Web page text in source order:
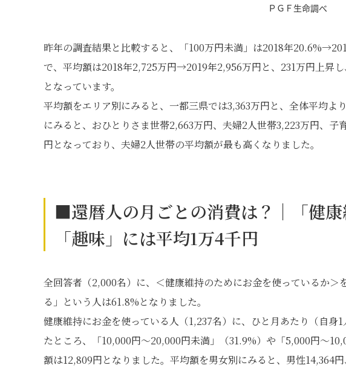
ＰＧＦ生命調べ
昨年の調査結果と比較すると、「100万円未満」は2018年
で、平均額は2018年2,725万円→2019年2,956万円と、231万円上昇
となっています。
平均額をエリア別にみると、一都三県では3,363万円と、全体平均よ
にみると、おひとりさま世帯2,663万円、夫婦2人世帯3,223万円、
円となっており、夫婦2人世帯の平均額が最も高くなりました。
■還暦人の月ごとの消費は？｜「健康
「趣味」には平均1万4千円
全回答者（2,000名）に、＜健康維持のためにお金を使っているか
る」という人は61.8%となりました。
健康維持にお金を使っている人（1,237名）に、ひと月あたり（自身
たところ、「10,000円～20,000円未満」（31.9%）や「5,000円～
額は12,809円となりました。平均額を男女別にみると、男性14,364